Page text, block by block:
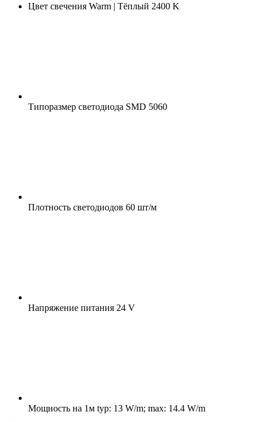
Цвет свечения Warm | Тёплый 2400 K
Типоразмер светодиода SMD 5060
Плотность светодиодов 60 шт/м
Напряжение питания 24 V
Мощность на 1м typ: 13 W/m; max: 14.4 W/m